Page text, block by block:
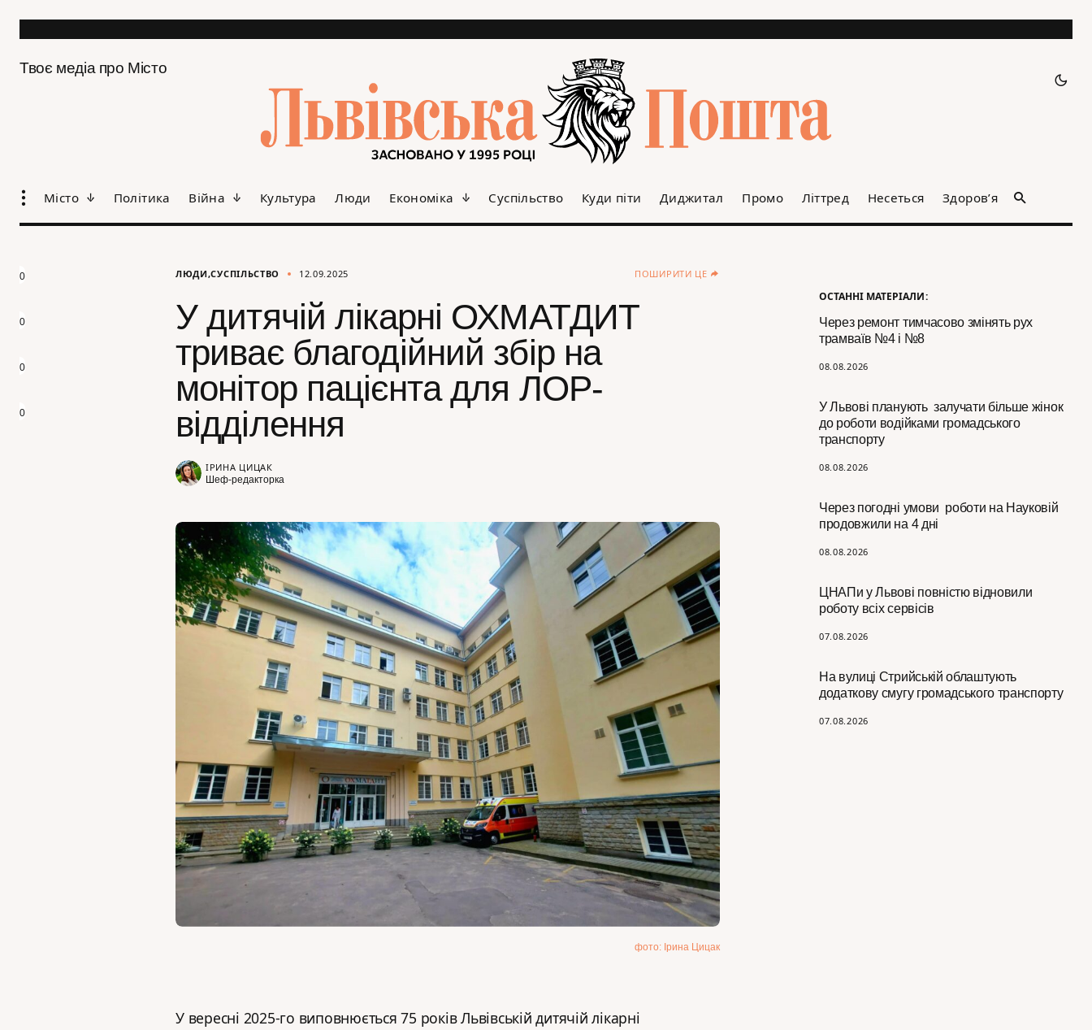
Твоє медіа про Місто
Місто Політика Війна Культура Люди Економіка Суспільство Куди піти Диджитал Промо Літтред Несеться Здоров’я
ОСТАННІ МАТЕРІАЛИ:
Через ремонт тимчасово змінять рух
трамваїв №4 і №8
08.08.2026
У Львові планують залучати більше жінок
до роботи водійками громадського
транспорту
08.08.2026
Через погодні умови роботи на Науковій
продовжили на 4 дні
08.08.2026
ЦНАПи у Львові повністю відновили
роботу всіх сервісів
07.08.2026
На вулиці Стрийській облаштують
додаткову смугу громадського транспорту
07.08.2026
ЛЮДИ СУСПІЛЬСТВО 12.09.2025 ПОШИРИТИ ЦЕ
У дитячій лікарні ОХМАТДИТ
триває благодійний збір на
монітор пацієнта для ЛОР-
відділення
ІРИНА ЦИЦАК
Шеф-редакторка
фото: Ірина Цицак
У вересні 2025-го виповнюється 75 років Львівській дитячій лікарні
0
0
0
0